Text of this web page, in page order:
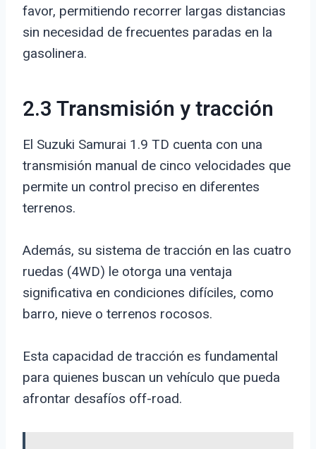
favor, permitiendo recorrer largas distancias
sin necesidad de frecuentes paradas en la
gasolinera.
2.3 Transmisión y tracción
El Suzuki Samurai 1.9 TD cuenta con una
transmisión manual de cinco velocidades que
permite un control preciso en diferentes
terrenos.
Además, su sistema de tracción en las cuatro
ruedas (4WD) le otorga una ventaja
significativa en condiciones difíciles, como
barro, nieve o terrenos rocosos.
Esta capacidad de tracción es fundamental
para quienes buscan un vehículo que pueda
afrontar desafíos off-road.